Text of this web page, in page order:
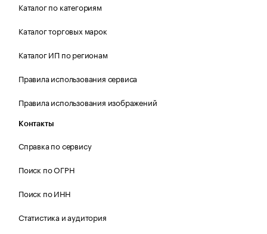
Каталог по категориям
Каталог торговых марок
Каталог ИП по регионам
Правила использования сервиса
Правила использования изображений
Контакты
Справка по сервису
Поиск по ОГРН
Поиск по ИНН
Статистика и аудитория